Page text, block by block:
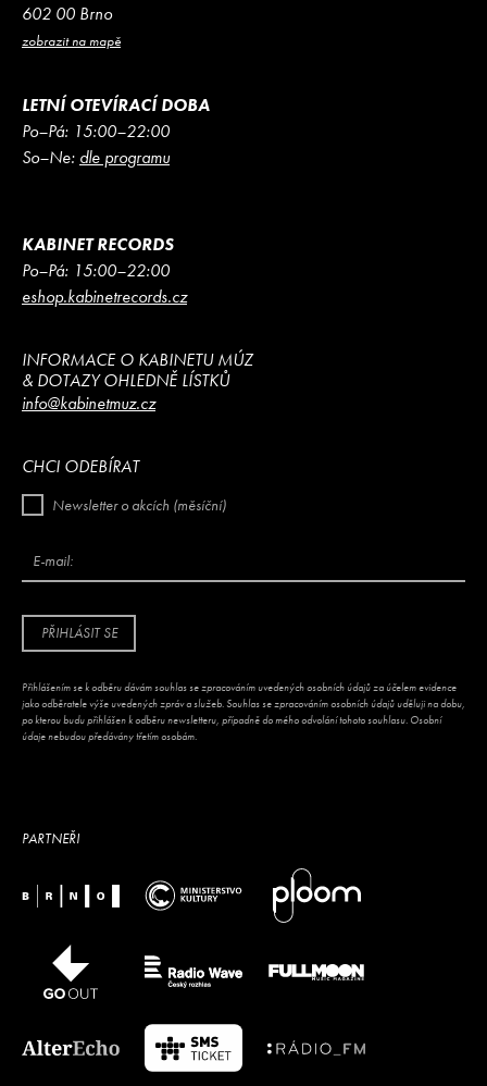
602 00 Brno
zobrazit na mapě
LETNÍ OTEVÍRACÍ DOBA
Po–Pá: 15:00–22:00
So–Ne: dle programu
KABINET RECORDS
Po–Pá: 15:00–22:00
eshop.kabinetrecords.cz
INFORMACE O KABINETU MÚZ
& DOTAZY OHLEDNĚ LÍSTKŮ
info@kabinetmuz.cz
CHCI ODEBÍRAT
Newsletter o akcích (měsíční)
E-mail:
PŘIHLÁSIT SE
Přihlášením se k odběru dávám souhlas se zpracováním uvedených osobních údajů za účelem evidence
jako odběratele výše uvedených zpráv a služeb. Souhlas se zpracováním osobních údajů uděluji na dobu,
po kterou budu přihlášen k odběru newsletteru, případně do mého odvolání tohoto souhlasu. Osobní
údaje nebudou předávány třetím osobám.
PARTNEŘI